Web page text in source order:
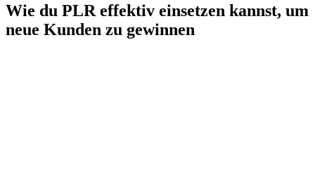
Wie du PLR effektiv einsetzen kannst, um
neue Kunden zu gewinnen